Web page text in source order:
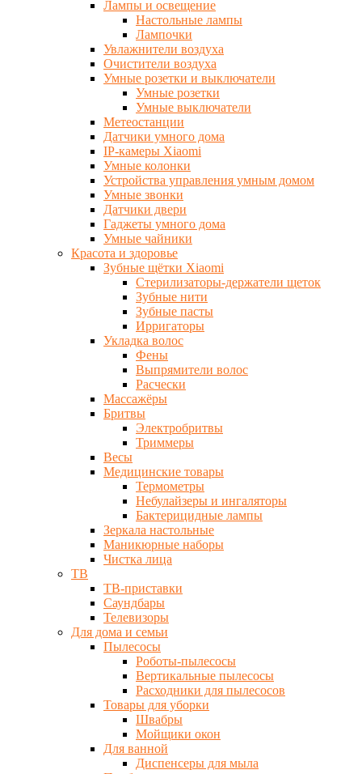
Лампы и освещение
Настольные лампы
Лампочки
Увлажнители воздуха
Очистители воздуха
Умные розетки и выключатели
Умные розетки
Умные выключатели
Метеостанции
Датчики умного дома
IP-камеры Xiaomi
Умные колонки
Устройства управления умным домом
Умные звонки
Датчики двери
Гаджеты умного дома
Умные чайники
Красота и здоровье
Зубные щётки Xiaomi
Стерилизаторы-держатели щеток
Зубные нити
Зубные пасты
Ирригаторы
Укладка волос
Фены
Выпрямители волос
Расчески
Массажёры
Бритвы
Электробритвы
Триммеры
Весы
Медицинские товары
Термометры
Небулайзеры и ингаляторы
Бактерицидные лампы
Зеркала настольные
Маникюрные наборы
Чистка лица
ТВ
ТВ-приставки
Саундбары
Телевизоры
Для дома и семьи
Пылесосы
Роботы-пылесосы
Вертикальные пылесосы
Расходники для пылесосов
Товары для уборки
Швабры
Мойщики окон
Для ванной
Диспенсеры для мыла